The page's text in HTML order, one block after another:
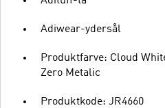
Adiwear-ydersål
Produktfarve: Cloud
Zero Metalic
Produktkode: JR4660